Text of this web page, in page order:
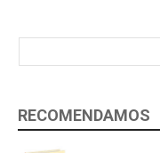
RECOMENDAMOS